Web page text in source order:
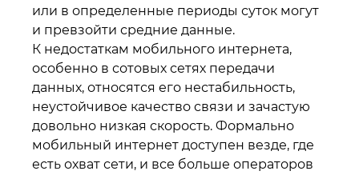
или в определенные периоды суток могут
и превзойти средние данные.
К недостаткам мобильного интернета,
особенно в сотовых сетях передачи
данных, относятся его нестабильность,
неустойчивое качество связи и зачастую
довольно низкая скорость. Формально
мобильный интернет доступен везде, где
есть охват сети, и все больше операторов